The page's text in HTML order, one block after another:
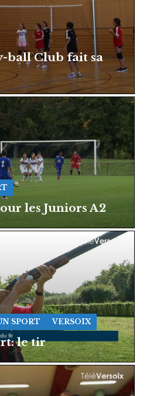
ball Club fait sa
les Juniors A2
SPORT VERSOIX
le tir